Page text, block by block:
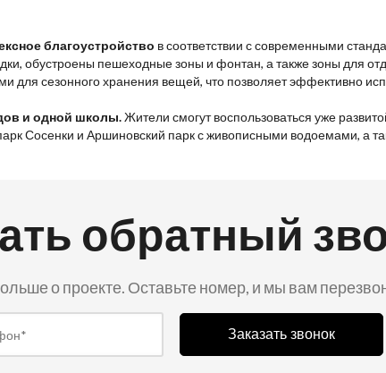
благоустройство в соответствии с современными
обустроены пешеходные зоны и фонтан, а также зоны для
сезонного хранения вещей, что позволяет эффективно
и одной школы.Жители смогут воспользоваться уже
Сосенки и Аршиновский парк с живописными водоемами, а
обратный
о проекте. Оставьте номер, и мы вам
Заказать звонок